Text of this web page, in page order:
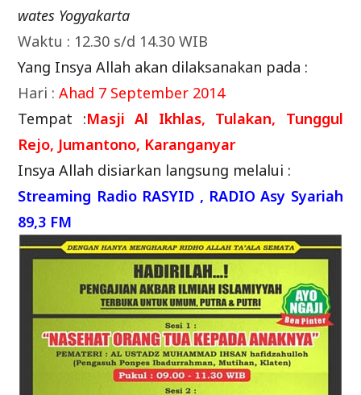
wates Yogyakarta
Waktu : 12.30 s/d 14.30 WIB
Yang Insya Allah akan dilaksanakan pada :
Hari :Ahad 7 September 2014
Tempat :Masji Al Ikhlas, Tulakan, Tunggul
Rejo, Jumantono, Karanganyar
Insya Allah disiarkan langsung melalui :
Streaming Radio RASYID , RADIO Asy Syariah
89,3 FM